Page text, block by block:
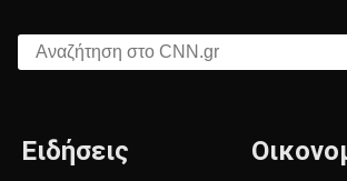
Αναζήτηση στο CNN.gr
Ειδήσεις